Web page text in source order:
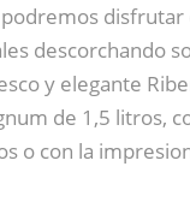
disfrutar
descorchando
y elegante
de 1,5 litros,
o con la